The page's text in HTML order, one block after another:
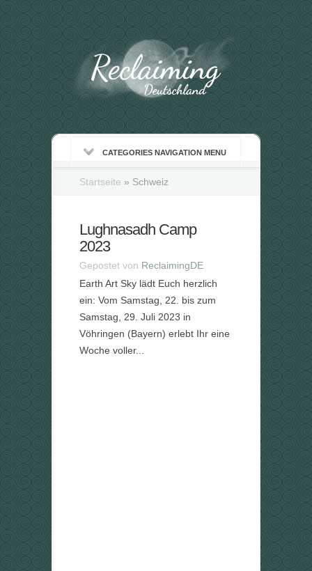
CATEGORIES NAVIGATION MENU
Startseite » Schweiz
Lughnasadh Camp
2023
Gepostet von ReclaimingDE
Earth Art Sky lädt Euch herzlich
ein: Vom Samstag, 22. bis zum
Samstag, 29. Juli 2023 in
Vöhringen (Bayern) erlebt Ihr eine
Woche voller...